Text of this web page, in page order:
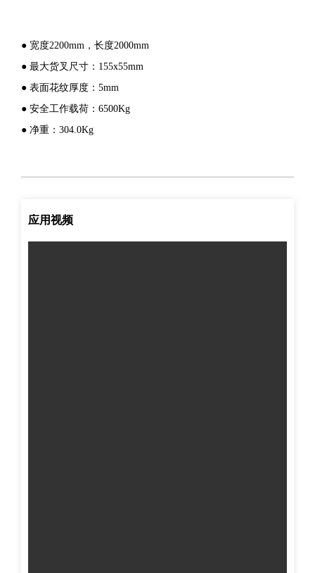
● 宽度2200mm，长度2000mm
● 最大货叉尺寸：155x55mm
● 表面花纹厚度：5mm
● 安全工作载荷：6500Kg
● 净重：304.0Kg
应用视频